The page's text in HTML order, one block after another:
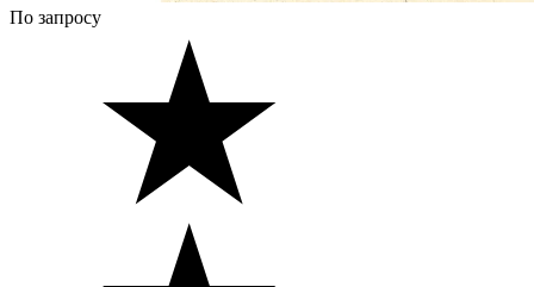
По запросу